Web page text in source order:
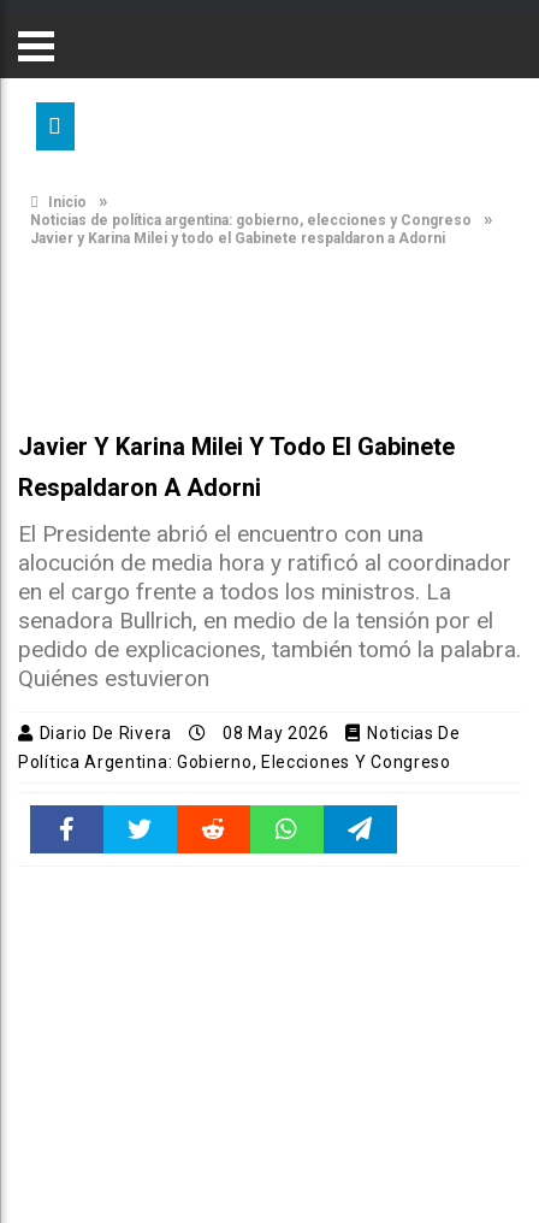
Inicio »
Noticias de política argentina: gobierno, elecciones y Congreso »
Javier y Karina Milei y todo el Gabinete respaldaron a Adorni
Javier Y Karina Milei Y Todo El Gabinete
Respaldaron A Adorni
El Presidente abrió el encuentro con una
alocución de media hora y ratificó al coordinador
en el cargo frente a todos los ministros. La
senadora Bullrich, en medio de la tensión por el
pedido de explicaciones, también tomó la palabra.
Quiénes estuvieron
Diario De Rivera 08 May 2026
Noticias De
Política Argentina: Gobierno, Elecciones Y Congreso